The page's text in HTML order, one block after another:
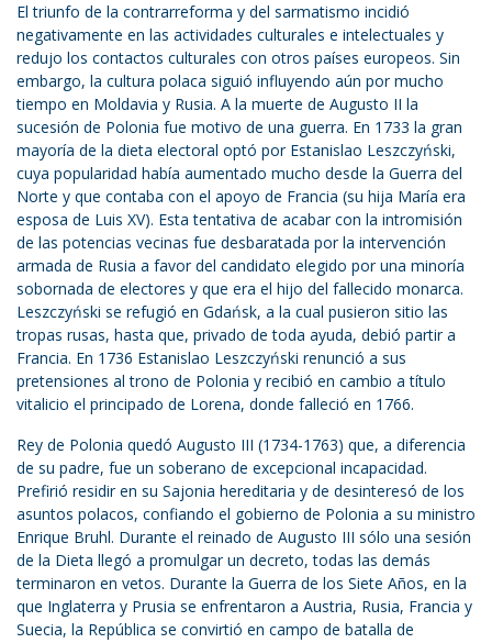
El triunfo de la contrarreforma y del sarmatismo incidió
negativamente en las actividades culturales e intelectuales y
redujo los contactos culturales con otros países europeos. Sin
embargo, la cultura polaca siguió influyendo aún por mucho
tiempo en Moldavia y Rusia. A la muerte de Augusto II la
sucesión de Polonia fue motivo de una guerra. En 1733 la gran
mayoría de la dieta electoral optó por Estanislao Leszczyński,
cuya popularidad había aumentado mucho desde la Guerra del
Norte y que contaba con el apoyo de Francia (su hija María era
esposa de Luis XV). Esta tentativa de acabar con la intromisión
de las potencias vecinas fue desbaratada por la intervención
armada de Rusia a favor del candidato elegido por una minoría
sobornada de electores y que era el hijo del fallecido monarca.
Leszczyński se refugió en Gdańsk, a la cual pusieron sitio las
tropas rusas, hasta que, privado de toda ayuda, debió partir a
Francia. En 1736 Estanislao Leszczyński renunció a sus
pretensiones al trono de Polonia y recibió en cambio a título
vitalicio el principado de Lorena, donde falleció en 1766.
Rey de Polonia quedó Augusto III (1734-1763) que, a diferencia
de su padre, fue un soberano de excepcional incapacidad.
Prefirió residir en su Sajonia hereditaria y de desinteresó de los
asuntos polacos, confiando el gobierno de Polonia a su ministro
Enrique Bruhl. Durante el reinado de Augusto III sólo una sesión
de la Dieta llegó a promulgar un decreto, todas las demás
terminaron en vetos. Durante la Guerra de los Siete Años, en la
que Inglaterra y Prusia se enfrentaron a Austria, Rusia, Francia y
Suecia, la República se convirtió en campo de batalla de